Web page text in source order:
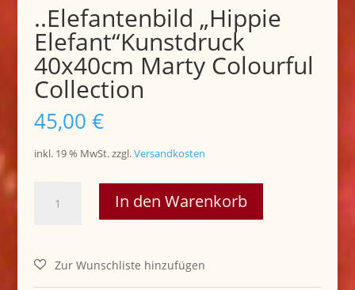
..Elefantenbild „Hippie
Elefant“Kunstdruck
40x40cm Marty Colourful
Collection
45,00 €
inkl. 19 % MwSt. zzgl.Versandkosten
"Hippie
Marty
In den Warenkorb